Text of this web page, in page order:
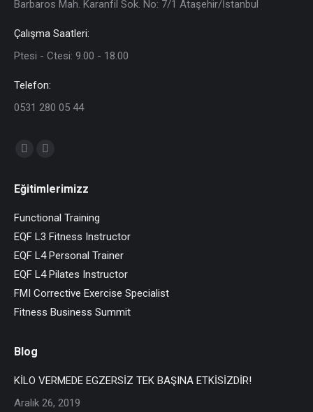
Barbaros Mah. Karanfil Sok. No: 7/1 Ataşehir/İstanbul
Çalışma Saatleri:
Ptesi - Ctesi: 9.00 - 18.00
Telefon:
0531 280 05 44
Find us on:
opens
new
opens
new
Eğitimlerimizz
Functional Training
EQF L3 Fitness Instructor
EQF L4 Personal Trainer
EQF L4 Pilates Instructor
FMI Corrective Exercise Specialist
Fitness Business Summit
Blog
KİLO VERMEDE EGZERSİZ TEK BAŞINA ETKİSİZDİR!
Aralık 26, 2019